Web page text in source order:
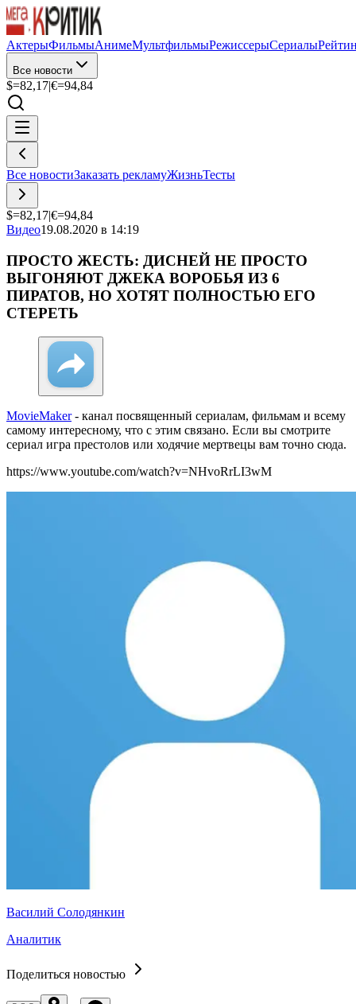
АктерыФильмыАнимеМультфильмыРежиссерыСериалы
Все новости
$=82,17|€=94,84
Все новостиЗаказать рекламуЖизньТесты
$=82,17|€=94,84
Видео19.08.2020 в 14:19
ПРОСТО ЖЕСТЬ: ДИСНЕЙ НЕ ПРОСТО
ВЫГОНЯЮТ ДЖЕКА ВОРОБЬЯ ИЗ 6
ПИРАТОВ, НО ХОТЯТ ПОЛНОСТЬЮ ЕГО
СТЕРЕТЬ
MovieMaker- канал посвященный сериалам, фильмам и всему
самому интересному, что с этим связано. Если вы смотрите
сериал игра престолов или ходячие мертвецы вам точно сюда.
https://www.youtube.com/watch?v=NHvoRrLI3wM
Василий Солодянкин
Аналитик
Поделиться новостью